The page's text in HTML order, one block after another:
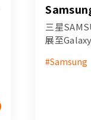
擴展至
三星
展至
你知！
#Samsung